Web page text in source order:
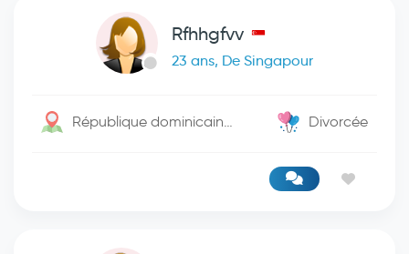
Rfhhgfvv
23 ans, De Singapour
République dominicaine / Santo Domingo De Guzman Divorcée